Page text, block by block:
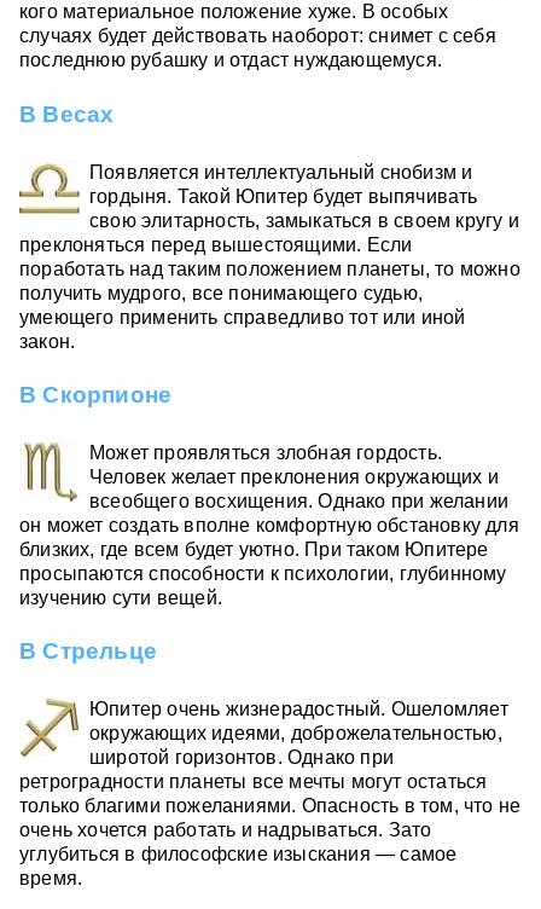
кого материальное положение хуже. В особых
случаях будет действовать наоборот: снимет с себя
последнюю рубашку и отдаст нуждающемуся.
В Весах
Появляется интеллектуальный снобизм и
гордыня. Такой Юпитер будет выпячивать
свою элитарность, замыкаться в своем кругу и
преклоняться перед вышестоящими. Если
поработать над таким положением планеты, то можно
получить мудрого, все понимающего судью,
умеющего применить справедливо тот или иной
закон.
В Скорпионе
Может проявляться злобная гордость.
Человек желает преклонения окружающих и
всеобщего восхищения. Однако при желании
он может создать вполне комфортную обстановку для
близких, где всем будет уютно. При таком Юпитере
просыпаются способности к психологии, глубинному
изучению сути вещей.
В Стрельце
Юпитер очень жизнерадостный. Ошеломляет
окружающих идеями, доброжелательностью,
широтой горизонтов. Однако при
ретроградности планеты все мечты могут остаться
только благими пожеланиями. Опасность в том, что не
очень хочется работать и надрываться. Зато
углубиться в философские изыскания — самое
время.